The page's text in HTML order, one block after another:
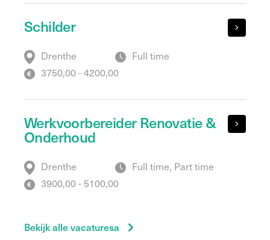
Schilder
Drenthe
Full time
3750,00 - 4200,00
Werkvoorbereider Renovatie &
Onderhoud
Drenthe
Full time, Part time
3900,00 - 5100,00
Bekijk alle vacaturesa